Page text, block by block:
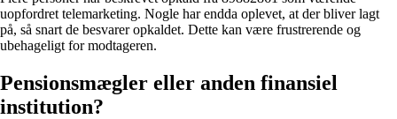
uopfordret telemarketing. Nogle har endda oplevet, at der bliver lagt
på, så snart de besvarer opkaldet. Dette kan være frustrerende og
ubehageligt for modtageren.
Pensionsmægler eller anden finansiel
institution?